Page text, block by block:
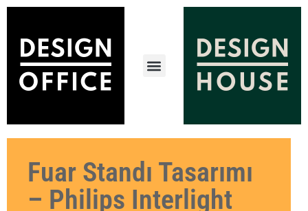
Fuar Standı Tasarımı
– Philips Interlight